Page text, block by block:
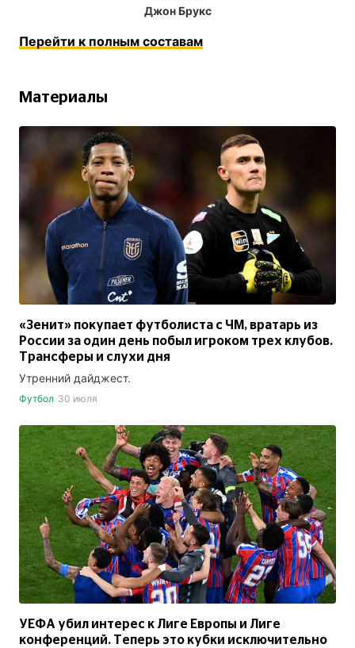
Джон Брукс
Перейти к полным составам
Материалы
«Зенит» покупает футболиста с ЧМ, вратарь из
России за один день побыл игроком трех клубов.
Трансферы и слухи дня
Утренний дайджест.
Футбол 30 июля
УЕФА убил интерес к Лиге Европы и Лиге
конференций. Теперь это кубки исключительно